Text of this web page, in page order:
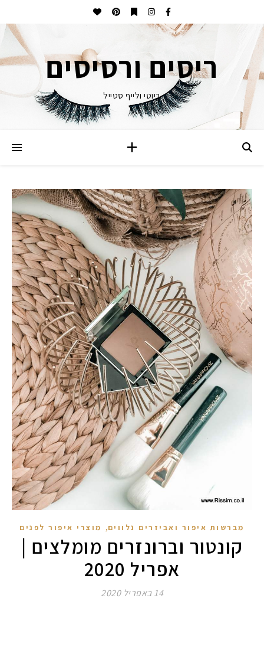
ריסים ורסיסים
ביוטי ולייף סטייל
מברשות איפור ואביזרים נלווים, מוצרי איפור לפנים
קונטור וברונזרים מומלצים |
אפריל 2020
14 באפריל 2020